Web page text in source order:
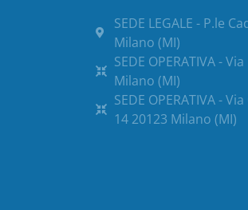
SEDE LEGALE - P.le
Milano (MI)
SEDE OPERATIVA -
Milano (MI)
SEDE OPERATIVA -
14 20123 Milano (MI)